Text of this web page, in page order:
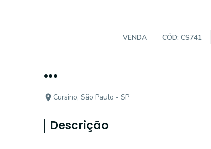
VENDA CÓD: CS741
...
Cursino, São Paulo - SP
Descrição